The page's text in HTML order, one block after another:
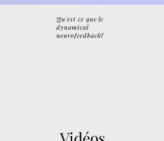
Qu'est ce que le
dynamical
neurofeedback?